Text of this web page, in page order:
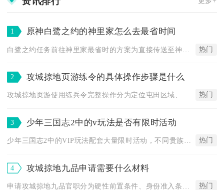
1 原神白鹭之约的神里家怎么去最省时间
热门
2 攻城掠地页游练令的具体操作步骤是什么
攻城掠地页游使用练兵令完整操作分为定位屯田区域、调配武将进驻... 热门
3 少年三国志2中的v玩法是否有限时活动
热门
4 攻城掠地九品申请需要什么材料
热门